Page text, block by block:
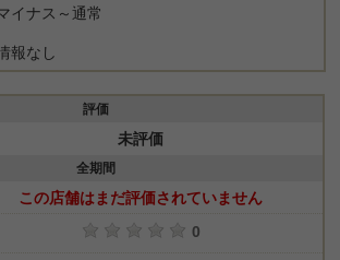
イナス～通常
報なし
評価
未評価
全期間
この店舗はまだ評価されていません
0